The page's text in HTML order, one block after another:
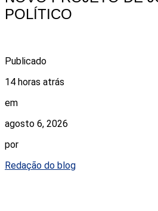
POLÍTICO
Publicado
14 horas atrás
em
agosto 6, 2026
por
Redação do blog